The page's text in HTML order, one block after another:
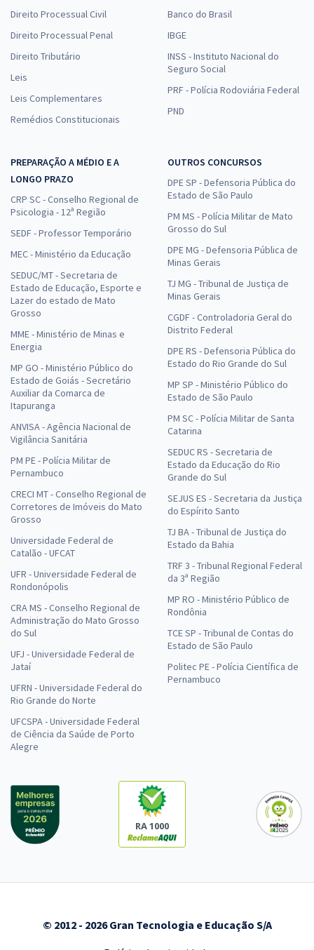
Direito Processual Civil
Direito Processual Penal
Direito Tributário
Leis
Leis Complementares
Remédios Constitucionais
Banco do Brasil
IBGE
INSS - Instituto Nacional do
Seguro Social
PRF - Polícia Rodoviária Federal
PND
PREPARAÇÃO A MÉDIO E A
LONGO PRAZO
CRP SC - Conselho Regional de
Psicologia - 12ª Região
SEDF - Professor Temporário
MEC - Ministério da Educação
SEDUC/MT - Secretaria de
Estado de Educação, Esporte e
Lazer do estado de Mato
Grosso
MME - Ministério de Minas e
Energia
MP GO - Ministério Público do
Estado de Goiás - Secretário
Auxiliar da Comarca de
Itapuranga
ANVISA - Agência Nacional de
Vigilância Sanitária
PM PE - Polícia Militar de
Pernambuco
CRECI MT - Conselho Regional de
Corretores de Imóveis do Mato
Grosso
Universidade Federal de
Catalão - UFCAT
UFR - Universidade Federal de
Rondonópolis
CRA MS - Conselho Regional de
Administração do Mato Grosso
do Sul
UFJ - Universidade Federal de
Jataí
UFRN - Universidade Federal do
Rio Grande do Norte
UFCSPA - Universidade Federal
de Ciência da Saúde de Porto
Alegre
OUTROS CONCURSOS
DPE SP - Defensoria Pública do
Estado de São Paulo
PM MS - Polícia Militar de Mato
Grosso do Sul
DPE MG - Defensoria Pública de
Minas Gerais
TJ MG - Tribunal de Justiça de
Minas Gerais
CGDF - Controladoria Geral do
Distrito Federal
DPE RS - Defensoria Pública do
Estado do Rio Grande do Sul
MP SP - Ministério Público do
Estado de São Paulo
PM SC - Polícia Militar de Santa
Catarina
SEDUC RS - Secretaria de
Estado da Educação do Rio
Grande do Sul
SEJUS ES - Secretaria da Justiça
do Espírito Santo
TJ BA - Tribunal de Justiça do
Estado da Bahia
TRF 3 - Tribunal Regional Federal
da 3ª Região
MP RO - Ministério Público de
Rondônia
TCE SP - Tribunal de Contas do
Estado de São Paulo
Politec PE - Polícia Científica de
Pernambuco
RA 1000
© 2012 - 2026 Gran Tecnologia e Educação S/A